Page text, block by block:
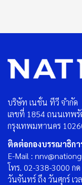
บริษัท เนชั่น ทีวี จำกัด
เลขที่ 1854 ถนนเทพรั
กรุงเทพมหานคร
ติดต่อกองบรรณาธิกา
E-Mail :
โทร. 02-338-3000 กด
วันจันทร์ ถึง วันศุกร์ เ